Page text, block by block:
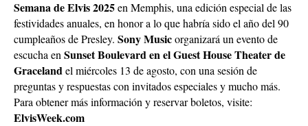
Semana de Elvis 2025en Memphis, una edición especial de las
festividades anuales, en honor a lo que habría sido el año del 90
cumpleaños de Presley. Sony Musicorganizará un evento de
escucha en Sunset Boulevard en el Guest House Theater de
Gracelandel miércoles 13 de agosto, con una sesión de
preguntas y respuestas con invitados especiales y mucho más.
Para obtener más información y reservar boletos, visite:
ElvisWeek.com